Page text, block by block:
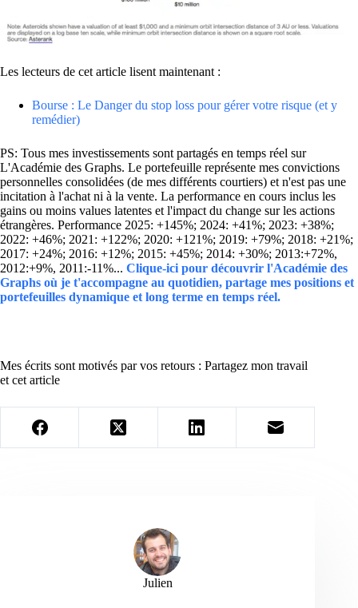
Les lecteurs de cet article lisent maintenant :
Bourse : Le Danger du stop loss pour gérer votre risque (et y
remédier)
PS: Tous mes investissements sont partagés en temps réel sur
L'Académie des Graphs. Le portefeuille représente mes convictions
personnelles consolidées (de mes différents courtiers) et n'est pas une
incitation à l'achat ni à la vente. La performance en cours inclus les
gains ou moins values latentes et l'impact du change sur les actions
étrangères. Performance 2025: +145%; 2024: +41%; 2023: +38%;
2022: +46%; 2021: +122%; 2020: +121%; 2019: +79%; 2018: +21%;
2017: +24%; 2016: +12%; 2015: +45%; 2014: +30%; 2013:+72%,
2012:+9%, 2011:-11%... Clique-ici pour découvrir l'Académie des
Graphs où je t'accompagne au quotidien, partage mes positions et
portefeuilles dynamique et long terme en temps réel.
Mes écrits sont motivés par vos retours : Partagez mon travail
et cet article
Julien